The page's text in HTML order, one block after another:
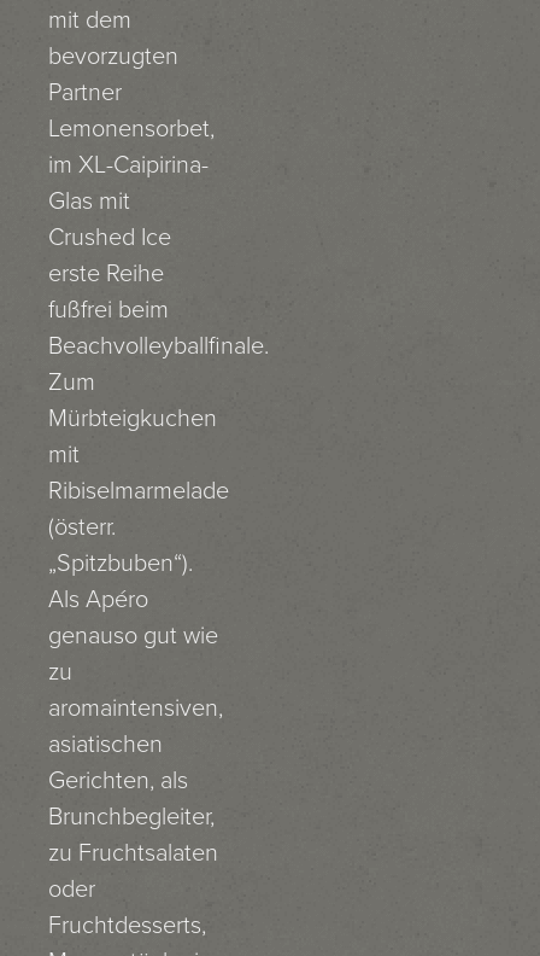
mit dem
bevorzugten
Partner
Lemonensorbet,
im XL-Caipirina-
Glas mit
Crushed Ice
erste Reihe
fußfrei beim
Beachvolleyballfinale.
Zum
Mürbteigkuchen
mit
Ribiselmarmelade
(österr.
„Spitzbuben“).
Als Apéro
genauso gut wie
zu
aromaintensiven,
asiatischen
Gerichten, als
Brunchbegleiter,
zu Fruchtsalaten
oder
Fruchtdesserts,